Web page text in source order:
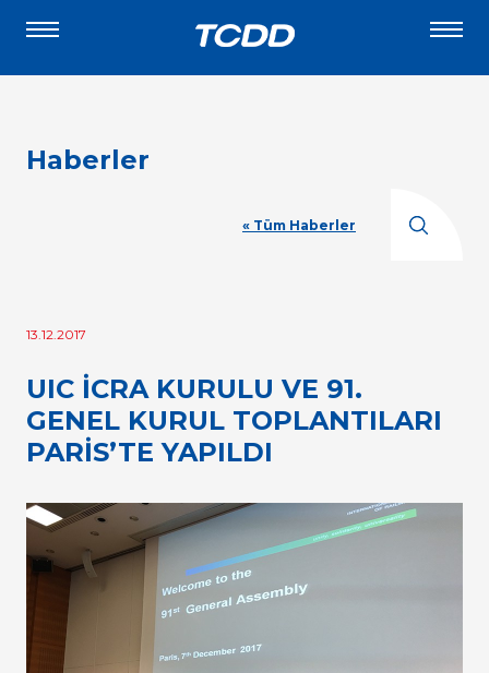
Haberler
« Tüm Haberler
13.12.2017
UIC İCRA KURULU VE 91.
GENEL KURUL TOPLANTILARI
PARİS’TE YAPILDI